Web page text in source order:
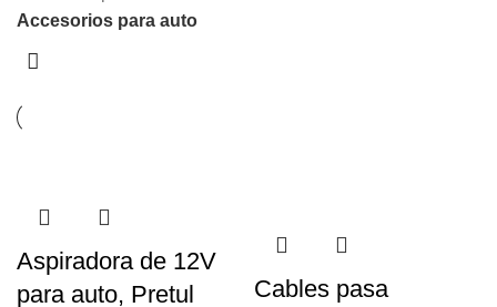
Accesorios para auto
Aspiradora de 12V
para auto, Pretul
Cables pasa